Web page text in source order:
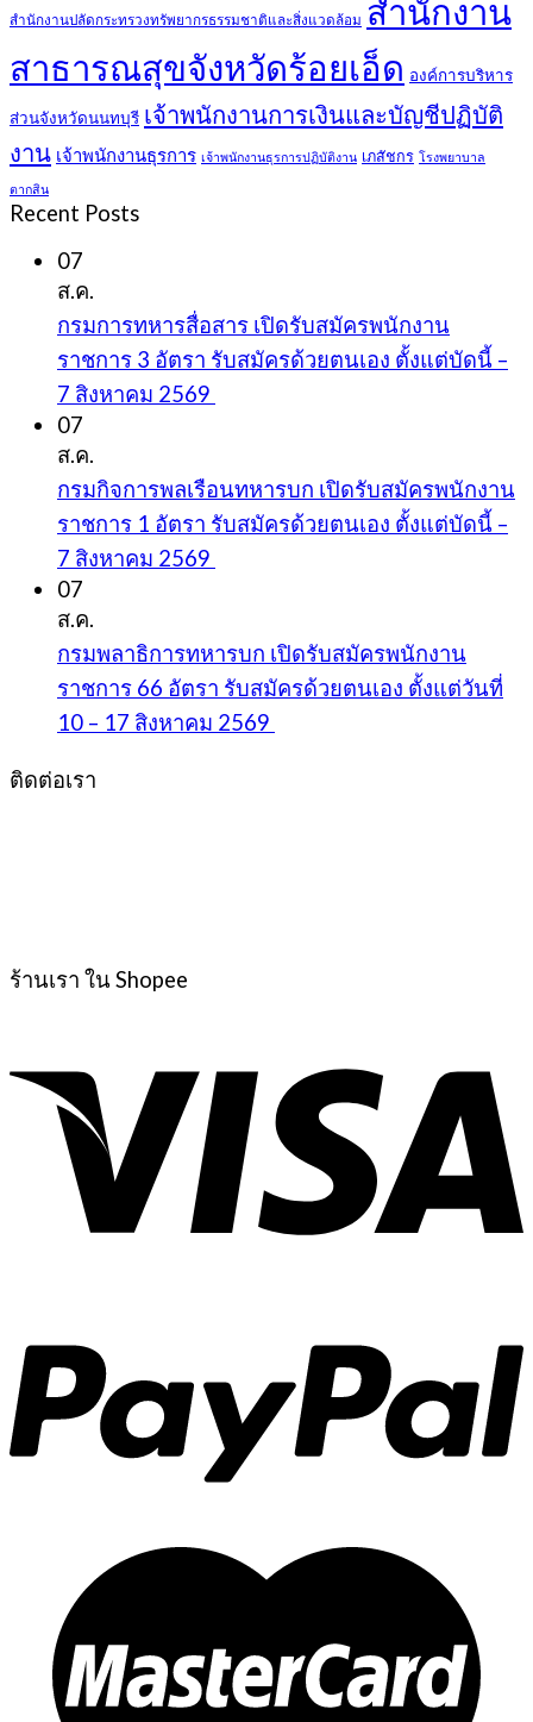
สำนักงานปลัดกระทรวงทรัพยากรธรรมชาติและสิ่งแวดล้อม สำนักงาน
สาธารณสุขจังหวัดร้อยเอ็ด องค์การบริหาร
ส่วนจังหวัดนนทบุรี เจ้าพนักงานการเงินและบัญชีปฏิบัติ
งาน เจ้าพนักงานธุรการ เจ้าพนักงานธุรการปฏิบัติงาน เภสัชกร โรงพยาบาล
ตากสิน
Recent Posts
07
ส.ค.
กรมการทหารสื่อสาร เปิดรับสมัครพนักงาน
ราชการ 3 อัตรา รับสมัครด้วยตนเอง ตั้งแต่บัดนี้ –
7 สิงหาคม 2569
07
ส.ค.
กรมกิจการพลเรือนทหารบก เปิดรับสมัครพนักงาน
ราชการ 1 อัตรา รับสมัครด้วยตนเอง ตั้งแต่บัดนี้ –
7 สิงหาคม 2569
07
ส.ค.
กรมพลาธิการทหารบก เปิดรับสมัครพนักงาน
ราชการ 66 อัตรา รับสมัครด้วยตนเอง ตั้งแต่วันที่
10 – 17 สิงหาคม 2569
ติดต่อเรา
ร้านเรา ใน Shopee